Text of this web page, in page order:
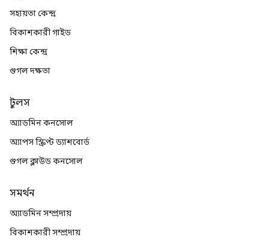
সহায়তা কেন্দ্র
বিকাশকারী গাইড
শিক্ষা কেন্দ্র
গুগল দক্ষতা
টুলস
অ্যাডমিন কনসোল
অ্যাপস স্ক্রিপ্ট ড্যাশবোর্ড
গুগল ক্লাউড কনসোল
সমর্থন
অ্যাডমিন সম্প্রদায়
বিকাশকারী সম্প্রদায়